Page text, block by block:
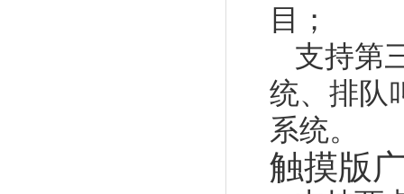
目；
支持第
统、排队
系统。
触摸版